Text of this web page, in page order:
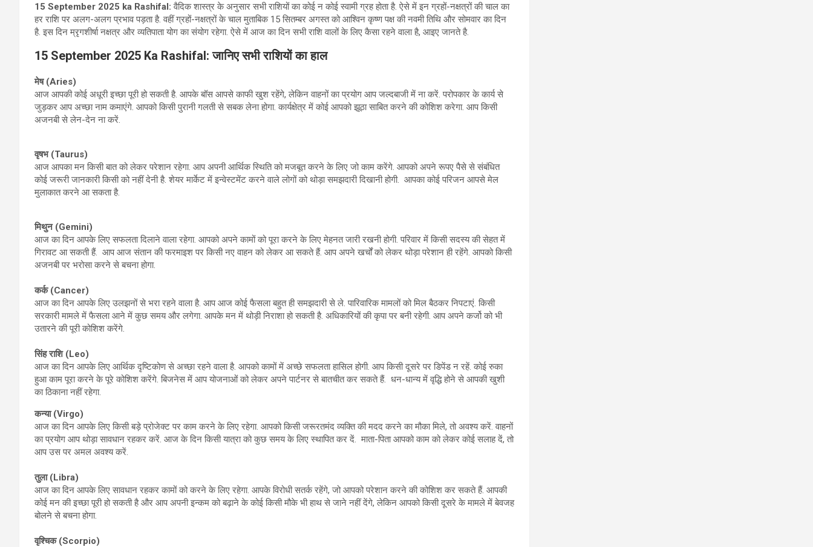
1 5 September 2025 ka Rashifal:वैदिक शास्‍त्र के अनुसार सभी राशियों का कोई न कोई स्‍वामी ग्रह होता है. ऐसे में इन ग्रहों-नक्षत्रों की चाल का
हर राशि पर अलग-अलग प्रभाव पड़ता है. वहीं ग्रहों-नक्षत्रों के चाल मुताबिक 15 सितम्बर अगस्‍त को आश्विन कृष्ण पक्ष की नवमी तिथि और सोमवार का दिन
है. इस दिन म्रृगशीर्षा नक्षत्र और व्यतिपाता योग का संयोग रहेगा. ऐसे में आज का दिन सभी राशि वालों के लिए कैसा रहने वाला है, आइए जानते है.
15 September 2025 Ka Rashifal: जानिए सभी राशियों का हाल
मेष (Aries)
आज आपकी कोई अधूरी इच्छा पूरी हो सकती है. आपके बॉस आपसे काफी खुश रहेंगे, लेकिन वाहनों का प्रयोग आप जल्दबाजी में ना करें. परोपकार के कार्य से
जुड़कर आप अच्छा नाम कमाएंगे. आपको किसी पुरानी गलती से सबक लेना होगा. कार्यक्षेत्र में कोई आपको झूठा साबित करने की कोशिश करेगा. आप किसी
अजनबी से लेन-देन ना करें.
वृषभ (Taurus)
आज आपका मन किसी बात को लेकर परेशान रहेगा. आप अपनी आर्थिक स्थिति को मजबूत करने के लिए जो काम करेंगे. आपको अपने रूपए पैसे से संबंधित
कोई जरूरी जानकारी किसी को नहीं देनी है. शेयर मार्केट में इन्वेस्टमेंट करने वाले लोगों को थोड़ा समझदारी दिखानी होगी. आपका कोई परिजन आपसे मेल
मुलाकात करने आ सकता है.
मिथुन (Gemini)
आज का दिन आपके लिए सफलता दिलाने वाला रहेगा. आपको अपने कामों को पूरा करने के लिए मेहनत जारी रखनी होगी. परिवार में किसी सदस्य की सेहत में
गिरावट आ सकती हैं. आप आज संतान की फरमाइश पर किसी नए वाहन को लेकर आ सकते हैं. आप अपने खर्चों को लेकर थोड़ा परेशान ही रहेंगे. आपको किसी
अजनबी पर भरोसा करने से बचना होगा.
कर्क (Cancer)
आज का दिन आपके लिए उलझनों से भरा रहने वाला है. आप आज कोई फैसला बहुत ही समझदारी से ले. पारिवारिक मामलों को मिल बैठकर निपटाएं. किसी
सरकारी मामले में फैसला आने में कुछ समय और लगेगा. आपके मन में थोड़ी निराशा हो सकती है. अधिकारियों की कृपा पर बनी रहेगी. आप अपने कर्जो को भी
उतारने की पूरी कोशिश करेंगे.
सिंह राशि (Leo)
आज का दिन आपके लिए आर्थिक दृष्टिकोण से अच्छा रहने वाला है. आपको कामों में अच्छे सफलता हासिल होगी. आप किसी दूसरे पर डिपेंड न रहें. कोई रुका
हुआ काम पूरा करने के पूरे कोशिश करेंगे. बिजनेस में आप योजनाओं को लेकर अपने पार्टनर से बातचीत कर सकते हैं. धन-धान्य में वृद्धि होने से आपकी खुशी
का ठिकाना नहीं रहेगा.
कन्या (Virgo)
आज का दिन आपके लिए किसी बड़े प्रोजेक्ट पर काम करने के लिए रहेगा. आपको किसी जरूरतमंद व्यक्ति की मदद करने का मौका मिले, तो अवश्य करें. वाहनों
का प्रयोग आप थोड़ा सावधान रहकर करें. आज के दिन किसी यात्रा को कुछ समय के लिए स्थापित कर दें. माता-पिता आपको काम को लेकर कोई सलाह दें, तो
आप उस पर अमल अवश्य करें.
तुला (Libra)
आज का दिन आपके लिए सावधान रहकर कामों को करने के लिए रहेगा. आपके विरोधी सतर्क रहेंगे, जो आपको परेशान करने की कोशिश कर सकते हैं. आपकी
कोई मन की इच्छा पूरी हो सकती है और आप अपनी इन्कम को बढ़ाने के कोई किसी मौके भी हाथ से जाने नहीं देंगे, लेकिन आपको किसी दूसरे के मामले में बेवजह
बोलने से बचना होगा.
वृश्चिक (Scorpio)